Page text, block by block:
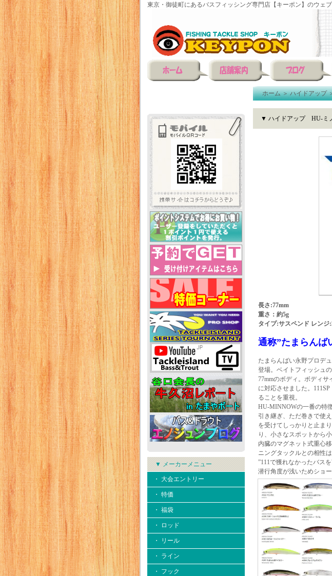
東京・御徒町にあるバスフィッシング専門店【キーポン】のウェ
▼ メーカーメニュー
・ 大会エントリー
・ 特価
・ 福袋
・ ロッド
・ リール
・ ライン
・ フック
ホーム＞ハイドアップ
▼ ハイドアップ HU-ミ
長さ:77mm
重さ：約5g
タイプ:サスペンド レンジ
通称”たまらんば
たまらんばい永野プロデ
登場。ベイトフィッシュ
77mmのボディ。ボディ
に対応させました。
ることを重視。
HU-MINNOWの一番の特
引き継ぎ、ただ巻きで使
を受けてしっかりと止ま
り、小さなスポットから
内臓のマグネット式重心
ニングタックルとの相性
”111で獲れなかったバス
潜行角度が浅いためショ